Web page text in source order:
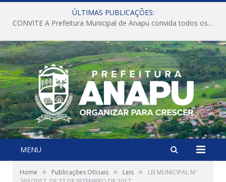
ÚLTIMAS PUBLICAÇÕES:
CONVITE A Prefeitura Municipal de Anapu convida todos os servidores públicos municipais para participarem da Audiência Pública de discussão da Lei de Diretrizes Orçamentárias (LDO), importante instrumento de planejamento das ações e investimentos da Administração Pública para o próximo exercício financeiro.
MENU
Home » Publicações Oficiais » Leis »
LEI MUNICIPAL Nº